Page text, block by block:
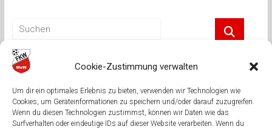
Cookie-Zustimmung verwalten
Um dir ein optimales Erlebnis zu bieten, verwenden wir Technologien wie
Cookies, um Geräteinformationen zu speichern und/oder darauf zuzugreifen.
Wenn du diesen Technologien zustimmst, können wir Daten wie das
Surfverhalten oder eindeutige IDs auf dieser Website verarbeiten. Wenn du
Neueste Beiträge
Fluglärm über Mittelbrunn: Ab Dienstag wird es wieder laut
Neue Halle, neue Spieler und neue dritte Mannschaft